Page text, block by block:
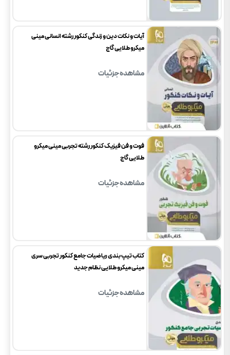
آیات و نکات دین و زندگی کنکور رشته انسانی مینی
میکرو طلایی گاج
مشاهده جزئیات
فوت و فن فیزیک کنکور رشته تجربی مینی میکرو
طلایی گاج
مشاهده جزئیات
کتاب تیپ بندی ریاضیات جامع کنکور تجربی سری
مینی میکرو طلایی نظام جدید
مشاهده جزئیات